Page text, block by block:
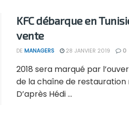
KFC débarque en
vente
DE MANAGERS 28 JANVIER 2019 0
2018 sera marqué par
de la chaîne de restauration
D’après Hédi ...